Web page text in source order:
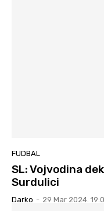
FUDBAL
SL: Vojvodina
Surdulici
Darko - 29 Mar 2024.